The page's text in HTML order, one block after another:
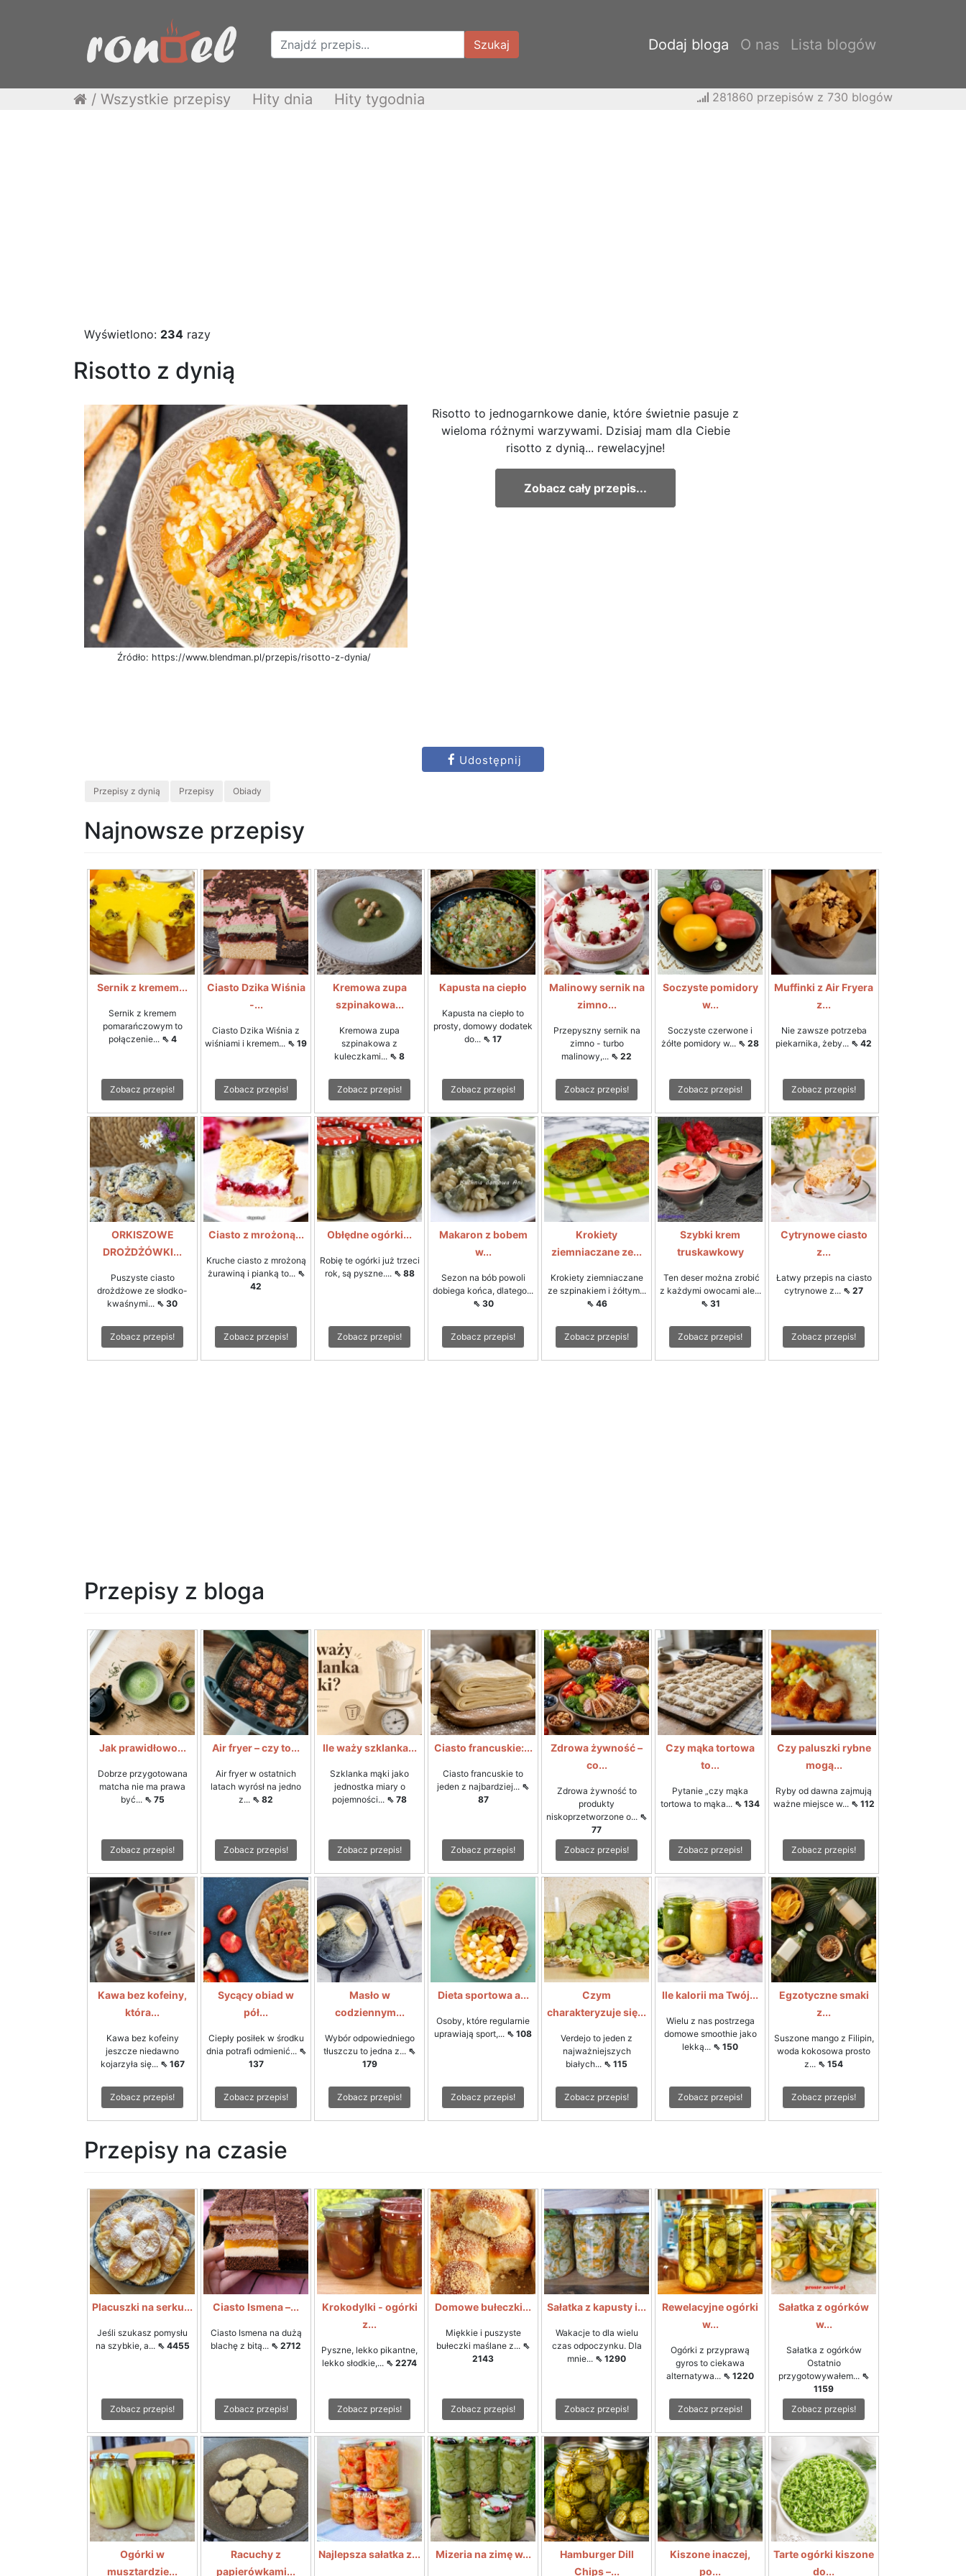
Szukaj Dodaj bloga O nas Lista blogów
/ Wszystkie przepisy Hity dnia Hity tygodnia 281860 przepisów z 730 blogów
Wyświetlono: 234 razy
Risotto z dynią
Źródło: https://www.blendman.pl/przepis/risotto-z-dynia/
Risotto to jednogarnkowe danie, które świetnie pasuje z
wieloma różnymi warzywami. Dzisiaj mam dla Ciebie
risotto z dynią... rewelacyjne!
Zobacz cały przepis...
Udostępnij
Przepisy z dynią Przepisy Obiady
Najnowsze przepisy
Sernik z kremem...
Sernik z kremem
pomarańczowym to
połączenie... ⇖ 4
Zobacz przepis!
Ciasto Dzika Wiśnia
-...
Ciasto Dzika Wiśnia z
wiśniami i kremem... ⇖ 19
Zobacz przepis!
Kremowa zupa
szpinakowa...
Kremowa zupa
szpinakowa z
kuleczkami... ⇖ 8
Zobacz przepis!
Kapusta na ciepło
Kapusta na ciepło to
prosty, domowy dodatek
do... ⇖ 17
Zobacz przepis!
Malinowy sernik na
zimno...
Przepyszny sernik na
zimno - turbo
malinowy,... ⇖ 22
Zobacz przepis!
Soczyste pomidory
w...
Soczyste czerwone i
żółte pomidory w... ⇖ 28
Zobacz przepis!
Muffinki z Air Fryera
z...
Nie zawsze potrzeba
piekarnika, żeby... ⇖ 42
Zobacz przepis!
ORKISZOWE
DROŻDŻÓWKI...
Puszyste ciasto
drożdżowe ze słodko-
kwaśnymi... ⇖ 30
Zobacz przepis!
Ciasto z mrożoną...
Kruche ciasto z mrożoną
żurawiną i pianką to... ⇖
42
Zobacz przepis!
Obłędne ogórki...
Robię te ogórki już trzeci
rok, są pyszne.... ⇖ 88
Zobacz przepis!
Makaron z bobem
w...
Sezon na bób powoli
dobiega końca, dlatego...
⇖ 30
Zobacz przepis!
Krokiety
ziemniaczane ze...
Krokiety ziemniaczane
ze szpinakiem i żółtym...
⇖ 46
Zobacz przepis!
Szybki krem
truskawkowy
Ten deser można zrobić
z każdymi owocami ale...
⇖ 31
Zobacz przepis!
Cytrynowe ciasto
z...
Łatwy przepis na ciasto
cytrynowe z... ⇖ 27
Zobacz przepis!
Przepisy z bloga
Jak prawidłowo...
Dobrze przygotowana
matcha nie ma prawa
być... ⇖ 75
Zobacz przepis!
Air fryer – czy to...
Air fryer w ostatnich
latach wyrósł na jedno
z... ⇖ 82
Zobacz przepis!
Ile waży szklanka...
Szklanka mąki jako
jednostka miary o
pojemności... ⇖ 78
Zobacz przepis!
Ciasto francuskie:...
Ciasto francuskie to
jeden z najbardziej... ⇖
87
Zobacz przepis!
Zdrowa żywność –
co...
Zdrowa żywność to
produkty
niskoprzetworzone o... ⇖
77
Zobacz przepis!
Czy mąka tortowa
to...
Pytanie „czy mąka
tortowa to mąka... ⇖ 134
Zobacz przepis!
Czy paluszki rybne
mogą...
Ryby od dawna zajmują
ważne miejsce w... ⇖ 112
Zobacz przepis!
Kawa bez kofeiny,
która...
Kawa bez kofeiny
jeszcze niedawno
kojarzyła się... ⇖ 167
Zobacz przepis!
Sycący obiad w
pół...
Ciepły posiłek w środku
dnia potrafi odmienić... ⇖
137
Zobacz przepis!
Masło w
codziennym...
Wybór odpowiedniego
tłuszczu to jedna z... ⇖
179
Zobacz przepis!
Dieta sportowa a...
Osoby, które regularnie
uprawiają sport,... ⇖ 108
Zobacz przepis!
Czym
charakteryzuje się...
Verdejo to jeden z
najważniejszych
białych... ⇖ 115
Zobacz przepis!
Ile kalorii ma Twój...
Wielu z nas postrzega
domowe smoothie jako
lekką... ⇖ 150
Zobacz przepis!
Egzotyczne smaki
z...
Suszone mango z Filipin,
woda kokosowa prosto
z... ⇖ 154
Zobacz przepis!
Przepisy na czasie
Placuszki na serku...
Jeśli szukasz pomysłu
na szybkie, a... ⇖ 4455
Zobacz przepis!
Ciasto Ismena –...
Ciasto Ismena na dużą
blachę z bitą... ⇖ 2712
Zobacz przepis!
Krokodylki - ogórki
z...
Pyszne, lekko pikantne,
lekko słodkie,... ⇖ 2274
Zobacz przepis!
Domowe bułeczki...
Miękkie i puszyste
bułeczki maślane z... ⇖
2143
Zobacz przepis!
Sałatka z kapusty i...
Wakacje to dla wielu
czas odpoczynku. Dla
mnie... ⇖ 1290
Zobacz przepis!
Rewelacyjne ogórki
w...
Ogórki z przyprawą
gyros to ciekawa
alternatywa... ⇖ 1220
Zobacz przepis!
Sałatka z ogórków
w...
Sałatka z ogórków
Ostatnio
przygotowywałem... ⇖
1159
Zobacz przepis!
Ogórki w
musztardzie...
Racuchy z
papierówkami...
Najlepsza sałatka z... Mizeria na zimę w...
Hamburger Dill
Chips –...
Kiszone inaczej,
po...
Tarte ogórki kiszone
do...